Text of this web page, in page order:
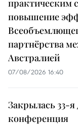
практическим
повышение
партнёрства
Австралией
07/08/2026 16:40
Закрылась 33-
конференция